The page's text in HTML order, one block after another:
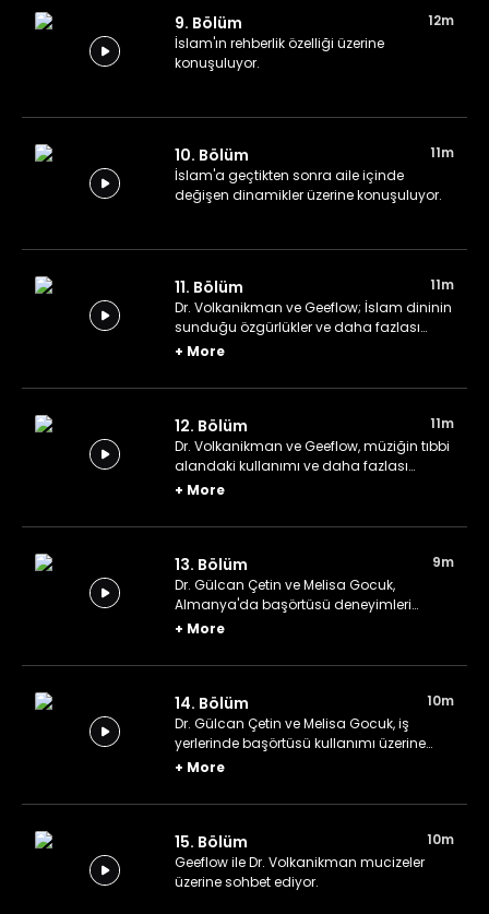
9. Bölüm
12m
İslam'ın rehberlik özelliği üzerine
konuşuluyor.
10. Bölüm
11m
İslam'a geçtikten sonra aile içinde
değişen dinamikler üzerine konuşuluyor.
11. Bölüm
11m
Dr. Volkanikman ve Geeflow; İslam dininin
sunduğu özgürlükler ve daha fazlası
üzerine sade bir sohbet gerçekleştiriyor.
+ More
12. Bölüm
11m
Dr. Volkanikman ve Geeflow, müziğin tıbbi
alandaki kullanımı ve daha fazlası
üzerine konuşuyor.
+ More
13. Bölüm
9m
Dr. Gülcan Çetin ve Melisa Gocuk,
Almanya'da başörtüsü deneyimleri
üzerine konuşuyorlar.
+ More
14. Bölüm
10m
Dr. Gülcan Çetin ve Melisa Gocuk, iş
yerlerinde başörtüsü kullanımı üzerine
konuşuyorlar.
+ More
15. Bölüm
10m
Geeflow ile Dr. Volkanikman mucizeler
üzerine sohbet ediyor.